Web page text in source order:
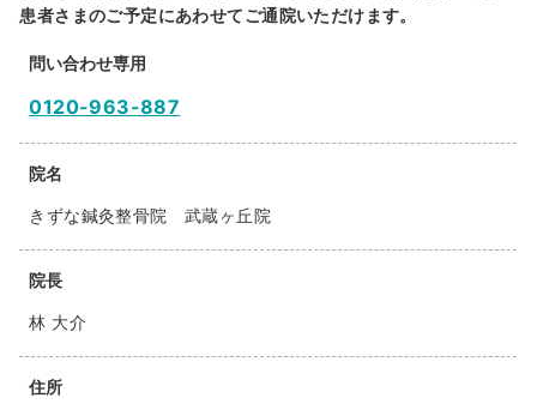
患者さまのご予定にあわせてご通院いただけます。
問い合わせ専用
0120-963-887
院名
きずな鍼灸整骨院 武蔵ヶ丘院
院長
林 大介
住所